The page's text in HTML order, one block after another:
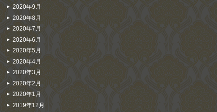
2020年9月
2020年8月
2020年7月
2020年6月
2020年5月
2020年4月
2020年3月
2020年2月
2020年1月
2019年12月